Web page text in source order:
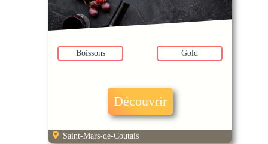
Boissons Gold
Découvrir
Saint-Mars-de-Coutais